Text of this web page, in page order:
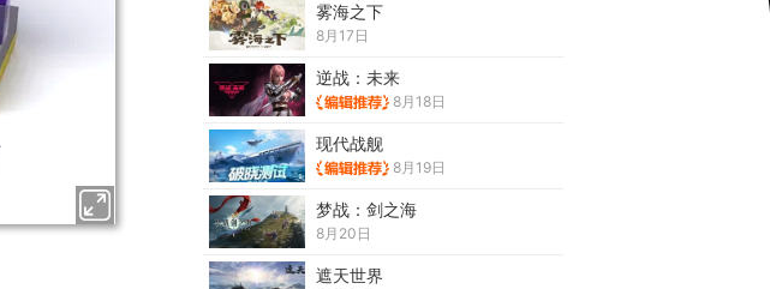
雾海之下
8月17日
逆战：未来
8月18日
现代战舰
8月19日
梦战：剑之海
8月20日
遮天世界